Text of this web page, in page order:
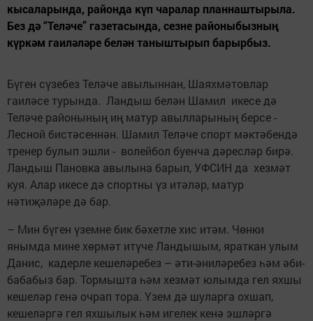
кысаларында, районда күп чаралар планнаштырыла.
Без дә “Теләче” газетасында, сезне районыбызның
күркәм гаиләләре белән таныштырып барырбыз.
Бүген сүзебез Теләче авылыннан, Шаяхмәтовлар
гаиләсе турында. Ландыш белән Шамил икесе дә
Теләче районының иң матур авылларының берсе -
Лесной бистәсеннән. Шамил Теләче спорт мәктәбендә
тренер булып эшли - волейбол буенча дәресләр бирә.
Ландыш Пановка авылына барып, УФСИН да хезмәт
куя. Алар икесе дә спортны үз итәләр, матур
нәтиҗәләре дә бар.
– Мин бүген үземне бик бәхетле хис итәм. Чөнки
янымда мине хөрмәт итүче Ландышым, яраткан улым
Данис, кадерле кешеләребез – әти-әниләребез һәм әби-
бабабыз бар. Тормышта һәм хезмәт юлымда гел яхшы
кешеләр генә очрап тора. Үзем дә шуларга охшап,
кешеләргә гел яхшылык һәм игелек кенә эшләргә